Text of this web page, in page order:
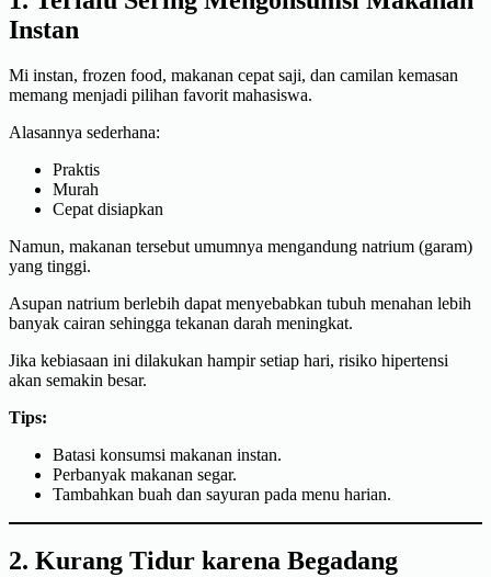
Instan
Mi instan, frozen food, makanan cepat saji, dan camilan kemasan
memang menjadi pilihan favorit mahasiswa.
Alasannya sederhana:
Praktis
Murah
Cepat disiapkan
Namun, makanan tersebut umumnya mengandung natrium (garam)
yang tinggi.
Asupan natrium berlebih dapat menyebabkan tubuh menahan lebih
banyak cairan sehingga tekanan darah meningkat.
Jika kebiasaan ini dilakukan hampir setiap hari, risiko hipertensi
akan semakin besar.
Tips:
Batasi konsumsi makanan instan.
Perbanyak makanan segar.
Tambahkan buah dan sayuran pada menu harian.
2. Kurang Tidur karena Begadang